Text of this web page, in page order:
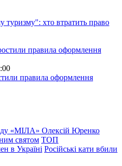
хто втратить право
правила оформлення
«МІЛА» Олексій Юренко
святом ТОП
в Україні Російські кати вбили